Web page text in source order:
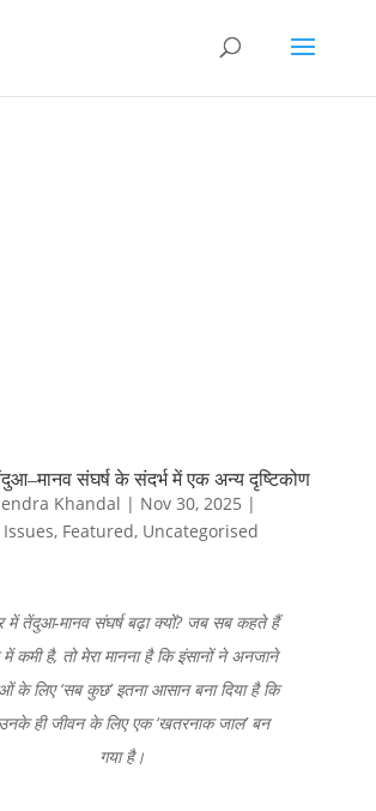
संघर्ष के संदर्भ में एक अन्य दृष्टिकोण
Khandal | Nov 30, 2025 |
, Featured, Uncategorised
में तेंदुआ-मानव संघर्ष बढ़ा क्यों? जब सब कहते हैं
कमी है, तो मेरा मानना है कि इंसानों ने अनजाने
के लिए ‘सब कुछ’ इतना आसान बना दिया है कि
ही जीवन के लिए एक ‘खतरनाक जाल’ बन
गया है।